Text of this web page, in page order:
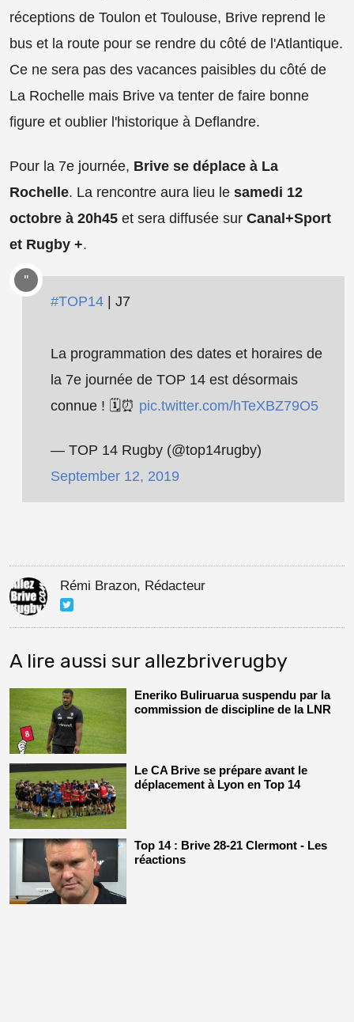
réceptions de Toulon et Toulouse, Brive reprend le
bus et la route pour se rendre du côté de l'Atlantique.
Ce ne sera pas des vacances paisibles du côté de
La Rochelle mais Brive va tenter de faire bonne
figure et oublier l'historique à Deflandre.
Pour la 7e journée, Brive se déplace à La
Rochelle. La rencontre aura lieu le samedi 12
octobre à 20h45 et sera diffusée sur Canal+Sport
et Rugby +.
#TOP14 | J7
La programmation des dates et horaires de
la 7e journée de TOP 14 est désormais
connue ! 🗓️⏰ pic.twitter.com/hTeXBZ79O5
— TOP 14 Rugby (@top14rugby)
September 12, 2019
Rémi Brazon, Rédacteur
A lire aussi sur allezbriverugby
Eneriko Buliruarua suspendu par la
commission de discipline de la LNR
Le CA Brive se prépare avant le
déplacement à Lyon en Top 14
Top 14 : Brive 28-21 Clermont - Les
réactions